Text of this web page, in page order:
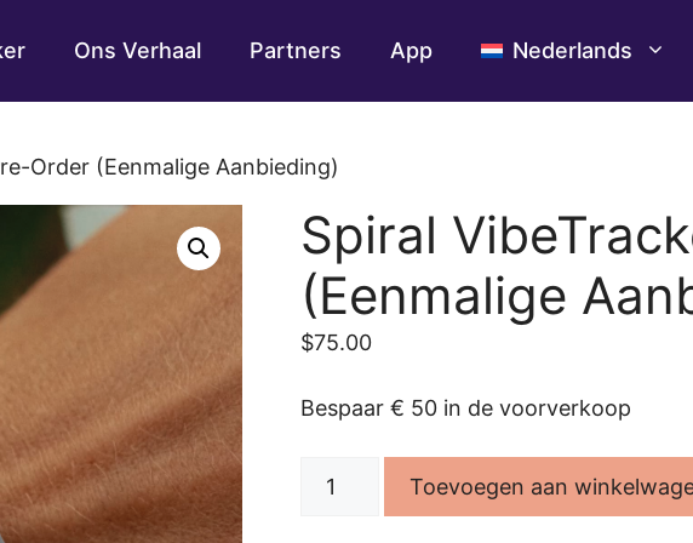
Ons Verhaal Partners App Nederlands
Order (Eenmalige Aanbieding)
Spiral
(Eenmalige
$75.00
Bespaar € 50 in de voorverkoop
Toevoegen aan